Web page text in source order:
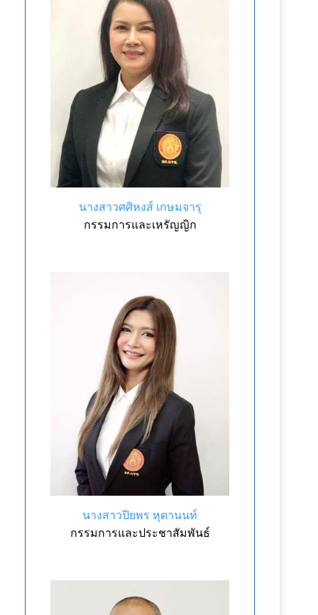
นางสาวศศิหงส์ เกษมจารุ
กรรมการและเหรัญญิก
นางสาวปิยพร หุตานนท์
กรรมการและประชาสัมพันธ์